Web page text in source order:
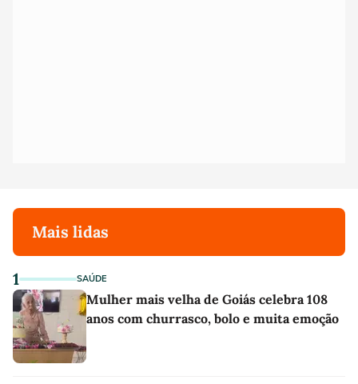
Mais lidas
1 SAÚDE
Mulher mais velha de Goiás celebra 108
anos com churrasco, bolo e muita emoção